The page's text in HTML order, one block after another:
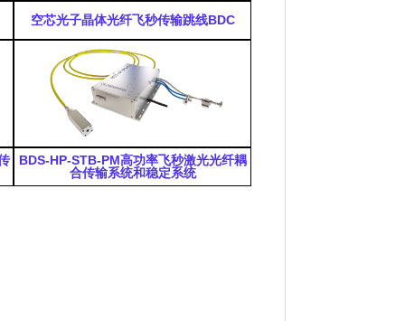
空芯光子晶体光纤飞秒传输跳线BDC
BDS-HP-STB-PM高功率飞秒激光光纤耦
合传输系统和稳定系统